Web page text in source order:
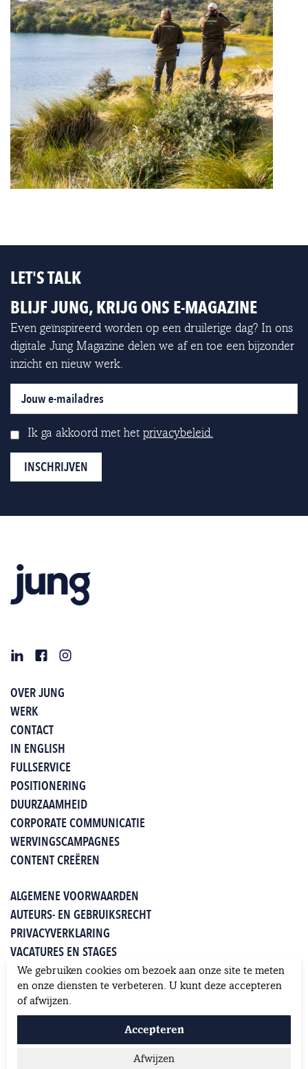
LET'S TALK
BLIJF JUNG, KRIJG ONS E-MAGAZINE
Even geïnspireerd worden op een druilerige dag? In ons
digitale Jung Magazine delen we af en toe een bijzonder
inzicht en nieuw werk.
Ik ga akkoord met het privacybeleid.
OVER JUNG
WERK
CONTACT
IN ENGLISH
FULLSERVICE
POSITIONERING
DUURZAAMHEID
CORPORATE COMMUNICATIE
WERVINGSCAMPAGNES
CONTENT CREËREN
ALGEMENE VOORWAARDEN
AUTEURS- EN GEBRUIKSRECHT
PRIVACYVERKLARING
VACATURES EN STAGES
WHITEPAPERS
KLANTEN OVER JUNG
We gebruiken cookies om bezoek aan onze site te meten
en onze diensten te verbeteren. U kunt deze accepteren
of afwijzen.
Accepteren
Afwijzen